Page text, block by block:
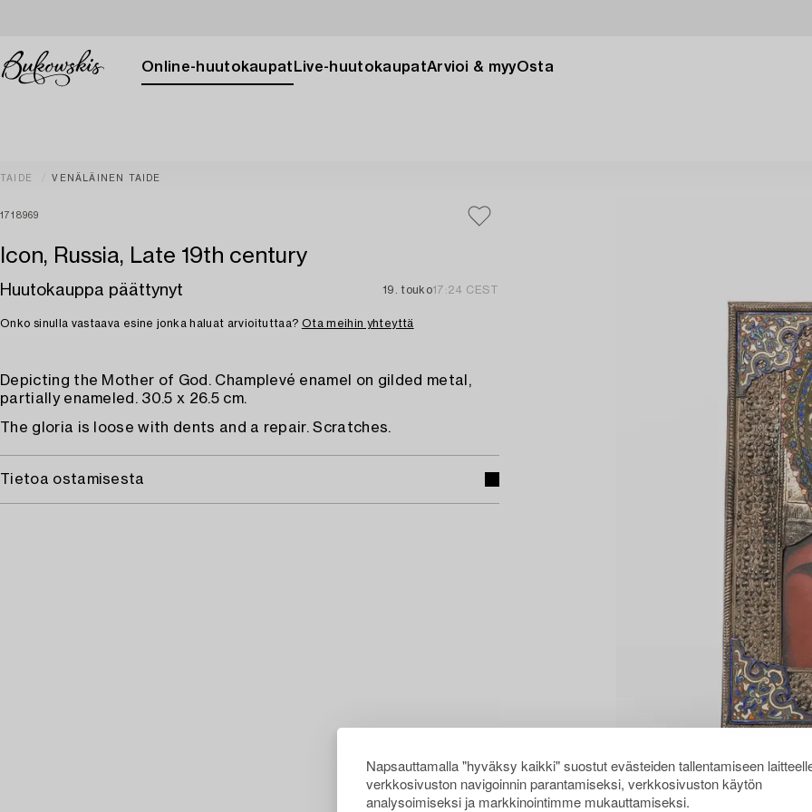
Napsauttamalla "hyväksy kaikki" suostut evästeiden tallentamiseen
verkkosivuston navigoinnin parantamiseksi, verkkosivuston käytön
analysoimiseksi ja markkinointimme mukauttamiseksi.
Online-huutokaupat Live-huutokaupatArvioi & myyOsta
TAIDE VENÄLÄINEN TAIDE
1718969
Icon, Russia, Late 19th century
Huutokauppa päättynyt 19. touko17:24 CEST
Onko sinulla vastaava esine jonka haluat arvioituttaa? Ota meihin yhteyttä
Depicting the Mother of God. Champlevé enamel on gilded metal,
partially enameled. 30.5 x 26.5 cm.
The gloria is loose with dents and a repair. Scratches.
Tietoa ostamisesta